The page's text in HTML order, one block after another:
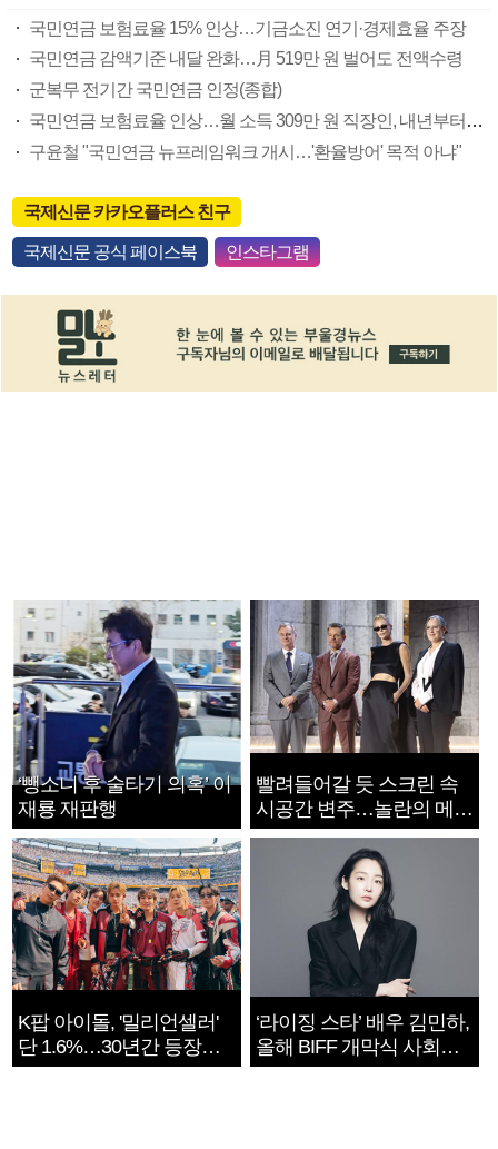
국민연금 보험료율 15% 인상…기금소진 연기·경제효율 주장
국민연금 감액기준 내달 완화…月 519만 원 벌어도 전액수령
군복무 전기간 국민연금 인정(종합)
국민연금 보험료율 인상…월 소득 309만 원 직장인, 내년부터 7700원 더 낸다
구윤철 "국민연금 뉴프레임워크 개시…'환율방어' 목적 아냐"
국제신문 카카오플러스 친구
국제신문 공식 페이스북 인스타그램
‘뺑소니 후 술타기 의혹’ 이
재룡 재판행
빨려들어갈 듯 스크린 속
시공간 변주…놀란의 메시
지는 ‘전쟁 속죄’
K팝 아이돌, '밀리언셀러'
단 1.6%…30년간 등장
1182개팀 전수조사
‘라이징 스타’ 배우 김민하,
올해 BIFF 개막식 사회자
확정